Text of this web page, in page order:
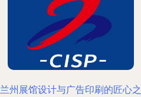
兰州展馆设计与广告印刷的匠心之